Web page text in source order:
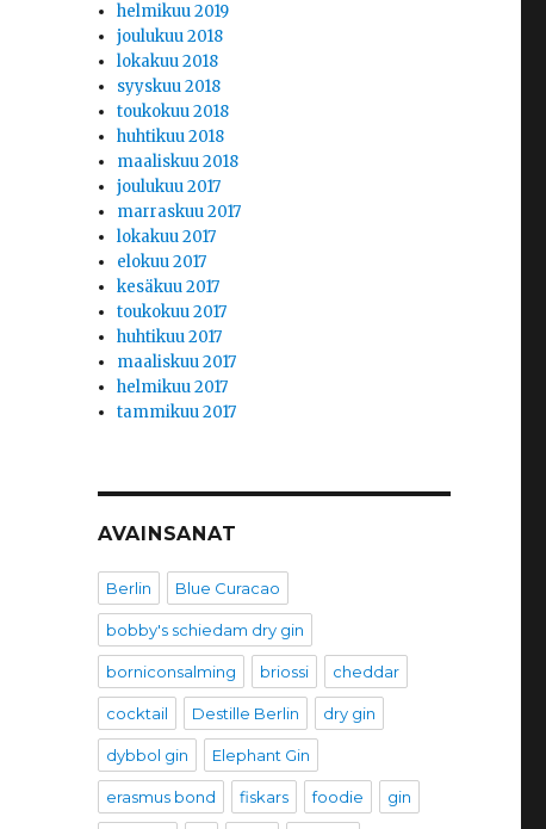
helmikuu 2019
joulukuu 2018
lokakuu 2018
syyskuu 2018
toukokuu 2018
huhtikuu 2018
maaliskuu 2018
joulukuu 2017
marraskuu 2017
lokakuu 2017
elokuu 2017
kesäkuu 2017
toukokuu 2017
huhtikuu 2017
maaliskuu 2017
helmikuu 2017
tammikuu 2017
AVAINSANAT
Berlin Blue Curacao
bobby's schiedam dry gin
borniconsalming briossi cheddar
cocktail Destille Berlin dry gin
dybbol gin Elephant Gin
erasmus bond fiskars foodie gin